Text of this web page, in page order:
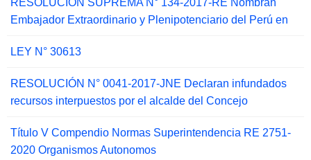
RESOLUCIÓN SUPREMA N° 134-2017-RE Nombran
Embajador Extraordinario y Plenipotenciario del Perú en
LEY N° 30613
RESOLUCIÓN N° 0041-2017-JNE Declaran infundados
recursos interpuestos por el alcalde del Concejo
Título V Compendio Normas Superintendencia RE 2751-
2020 Organismos Autonomos